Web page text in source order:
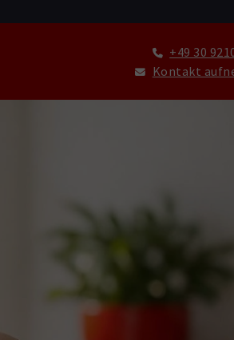
+49 30
Kontakt